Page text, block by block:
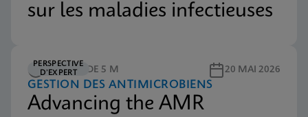
only)
ANGLAIS
sur les maladies infectieuses
PERSPECTIVE
D’EXPERT
LECTURE DE 5 M 20 MAI 2026
GESTION DES ANTIMICROBIENS
Advancing the AMR